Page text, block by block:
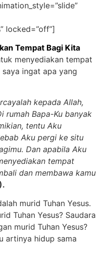
locked=”off”]
Tempat Bagi Kita
menyediakan tempat
saya ingat apa yang
kepada Allah,
rumah Bapa-Ku banyak
tentu Aku
Aku pergi ke situ
Dan apabila Aku
tempat
dan membawa kamu
murid Tuhan Yesus.
Tuhan Yesus? Saudara
murid Tuhan Yesus?
artinya hidup sama